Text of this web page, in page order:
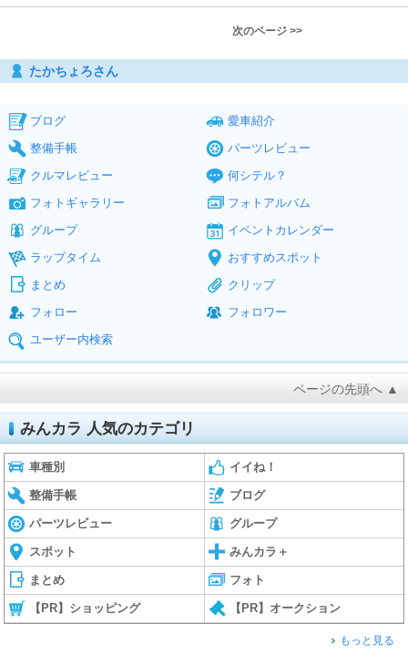
次のページ >>
たかちょろさん
ブログ
愛車紹介
整備手帳
パーツレビュー
クルマレビュー
何シテル？
フォトギャラリー
フォトアルバム
グループ
イベントカレンダー
ラップタイム
おすすめスポット
まとめ
クリップ
フォロー
フォロワー
ユーザー内検索
ページの先頭へ ▲
みんカラ 人気のカテゴリ
車種別 イイね！
整備手帳 ブログ
パーツレビュー グループ
スポット みんカラ＋
まとめ フォト
【PR】ショッピング 【PR】オークション
もっと見る